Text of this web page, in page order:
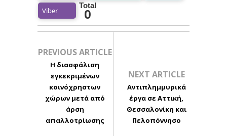
Viber
Total
0
PREVIOUS ARTICLE
Η διασφάλιση
εγκεκριμένων
κοινόχρηστων
χώρων μετά από
άρση
απαλλοτρίωσης
NEXT ARTICLE
Aντιπλημμυρικά
έργα σε Αττική,
Θεσσαλονίκη και
Πελοπόννησο